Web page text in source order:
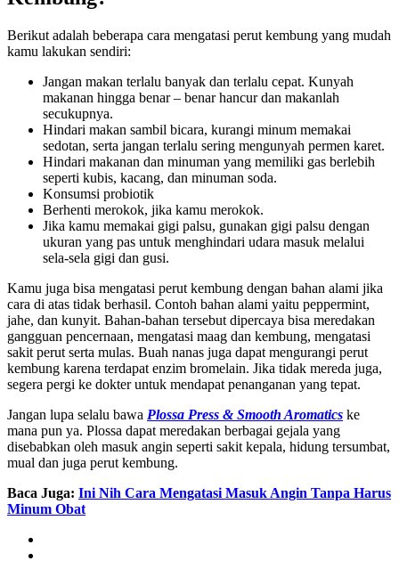
Berikut adalah beberapa cara mengatasi perut kembung yang mudah
kamu lakukan sendiri:
Jangan makan terlalu banyak dan terlalu cepat. Kunyah
makanan hingga benar – benar hancur dan makanlah
secukupnya.
Hindari makan sambil bicara, kurangi minum memakai
sedotan, serta jangan terlalu sering mengunyah permen karet.
Hindari makanan dan minuman yang memiliki gas berlebih
seperti kubis, kacang, dan minuman soda.
Konsumsi probiotik
Berhenti merokok, jika kamu merokok.
Jika kamu memakai gigi palsu, gunakan gigi palsu dengan
ukuran yang pas untuk menghindari udara masuk melalui
sela-sela gigi dan gusi.
Kamu juga bisa mengatasi perut kembung dengan bahan alami jika
cara di atas tidak berhasil. Contoh bahan alami yaitu peppermint,
jahe, dan kunyit. Bahan-bahan tersebut dipercaya bisa meredakan
gangguan pencernaan, mengatasi maag dan kembung, mengatasi
sakit perut serta mulas. Buah nanas juga dapat mengurangi perut
kembung karena terdapat enzim bromelain. Jika tidak mereda juga,
segera pergi ke dokter untuk mendapat penanganan yang tepat.
Jangan lupa selalu bawa Plossa Press & Smooth Aromatics ke
mana pun ya. Plossa dapat meredakan berbagai gejala yang
disebabkan oleh masuk angin seperti sakit kepala, hidung tersumbat,
mual dan juga perut kembung.
Baca Juga: Ini Nih Cara Mengatasi Masuk Angin Tanpa Harus
Minum Obat